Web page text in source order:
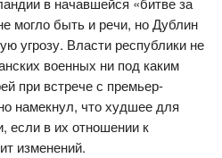
могло быть и речи, но Дублин
угрозу. Власти республики не
военных ни под каким
при встрече с премьер-
намекнул, что худшее для
если в их отношении к
изменений.